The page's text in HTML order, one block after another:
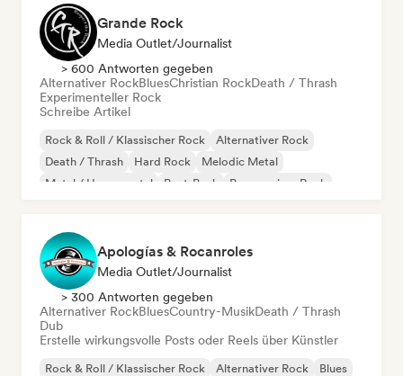
Grande Rock
Media Outlet/Journalist
> 600 Antworten gegeben
Alternativer RockBluesChristian RockDeath / Thrash
Experimenteller Rock
Schreibe Artikel
Rock & Roll / Klassischer Rock
Alternativer Rock
Death / Thrash
Hard Rock
Melodic Metal
Metal / Heavy metal
Post-Punk Progressiver Rock
Apologías & Rocanroles
Media Outlet/Journalist
> 300 Antworten gegeben
Alternativer RockBluesCountry-MusikDeath / Thrash
Dub
Erstelle wirkungsvolle Posts oder Reels über Künstler
Rock & Roll / Klassischer Rock Alternativer Rock
Blues